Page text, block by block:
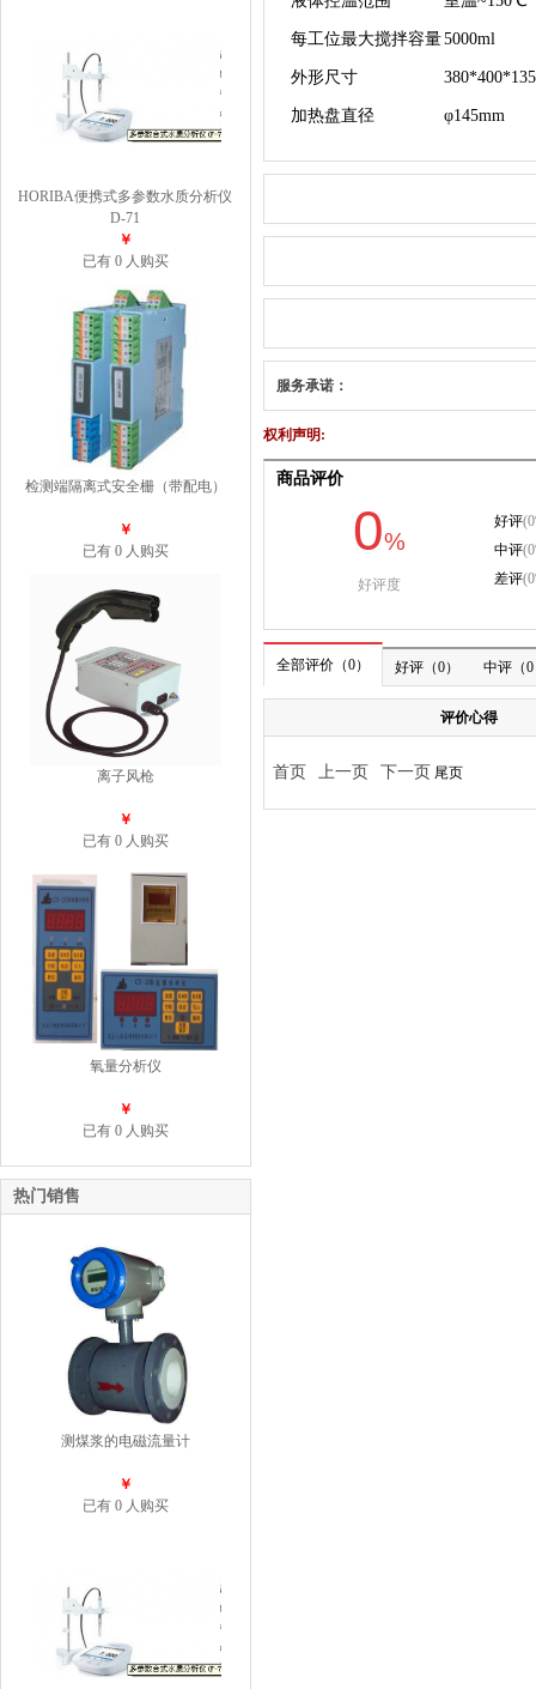
HORIBA便携式多参数水质分析仪
D-71
￥
已有 0 人购买
检测端隔离式安全栅（带配电）
￥
已有 0 人购买
离子风枪
￥
已有 0 人购买
氧量分析仪
￥
已有 0 人购买
热门销售
测煤浆的电磁流量计
￥
已有 0 人购买
每工位最大搅拌容量5000ml
外形尺寸
加热盘直径 φ145mm
服务承诺：
权利声明: